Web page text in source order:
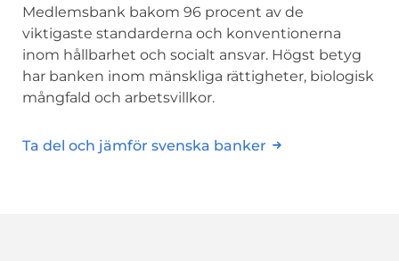
Medlemsbank bakom 96 procent av de
viktigaste standarderna och konventionerna
inom hållbarhet och socialt ansvar. Högst betyg
har banken inom mänskliga rättigheter, biologisk
mångfald och arbetsvillkor.
Ta del och jämför svenska banker